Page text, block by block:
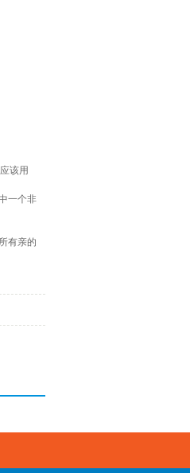
该用
一个非
有亲的